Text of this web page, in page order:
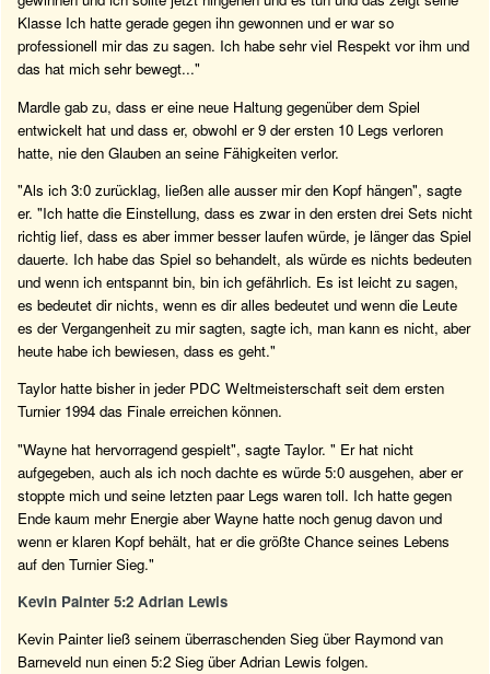
Klasse Ich hatte gerade gegen ihn gewonnen und er war so
professionell mir das zu sagen. Ich habe sehr viel Respekt vor ihm und
das hat mich sehr bewegt..."
Mardle gab zu, dass er eine neue Haltung gegenüber dem Spiel
entwickelt hat und dass er, obwohl er 9 der ersten 10 Legs verloren
hatte, nie den Glauben an seine Fähigkeiten verlor.
"Als ich 3:0 zurücklag, ließen alle ausser mir den Kopf hängen", sagte
er. "Ich hatte die Einstellung, dass es zwar in den ersten drei Sets nicht
richtig lief, dass es aber immer besser laufen würde, je länger das Spiel
dauerte. Ich habe das Spiel so behandelt, als würde es nichts bedeuten
und wenn ich entspannt bin, bin ich gefährlich. Es ist leicht zu sagen,
es bedeutet dir nichts, wenn es dir alles bedeutet und wenn die Leute
es der Vergangenheit zu mir sagten, sagte ich, man kann es nicht, aber
heute habe ich bewiesen, dass es geht."
Taylor hatte bisher in jeder PDC Weltmeisterschaft seit dem ersten
Turnier 1994 das Finale erreichen können.
"Wayne hat hervorragend gespielt", sagte Taylor. " Er hat nicht
aufgegeben, auch als ich noch dachte es würde 5:0 ausgehen, aber er
stoppte mich und seine letzten paar Legs waren toll. Ich hatte gegen
Ende kaum mehr Energie aber Wayne hatte noch genug davon und
wenn er klaren Kopf behält, hat er die größte Chance seines Lebens
auf den Turnier Sieg."
Kevin Painter 5:2 Adrian Lewis
Kevin Painter ließ seinem überraschenden Sieg über Raymond van
Barneveld nun einen 5:2 Sieg über Adrian Lewis folgen.